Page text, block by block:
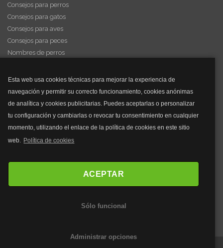
Esta web usa cookies técnicas para mejorar la experiencia de
navegación y permitir su correcto funcionamiento, cookies anónimas
de analítica y cookies publicitarias. Puedes aceptarlas o personalizar
tu configuración y cambiarlas o revocar tu consentimiento en cualquier
momento, utilizando el enlace de la política de cookies en este sitio
web. Política de cookies
ACEPTAR
Sólo funcional
Administrar opciones
Consejos para perros
Consejos para gatos
Consejos para aves
Consejos para peces
Nombres de perros
y mucho más...